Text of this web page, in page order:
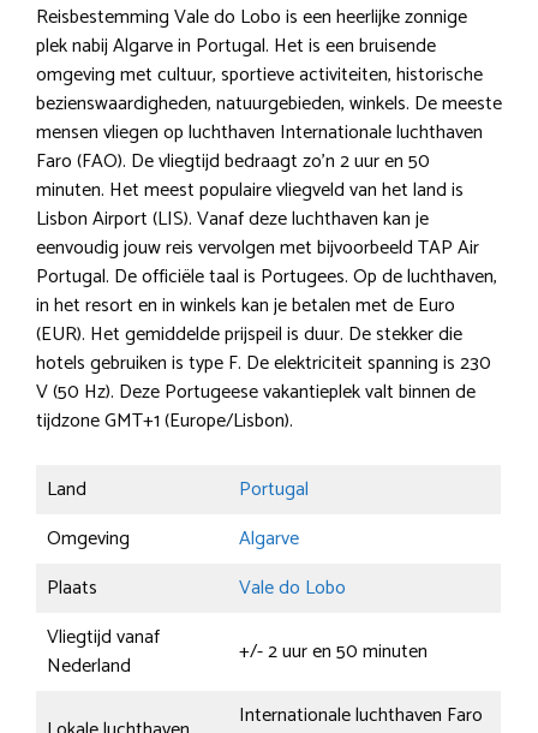
Reisbestemming Vale do Lobo is een heerlijke zonnige
plek nabij Algarve in Portugal. Het is een bruisende
omgeving met cultuur, sportieve activiteiten, historische
bezienswaardigheden, natuurgebieden, winkels. De meeste
mensen vliegen op luchthaven Internationale luchthaven
Faro (FAO). De vliegtijd bedraagt zo’n 2 uur en 50
minuten. Het meest populaire vliegveld van het land is
Lisbon Airport (LIS). Vanaf deze luchthaven kan je
eenvoudig jouw reis vervolgen met bijvoorbeeld TAP Air
Portugal. De officiële taal is Portugees. Op de luchthaven,
in het resort en in winkels kan je betalen met de Euro
(EUR). Het gemiddelde prijspeil is duur. De stekker die
hotels gebruiken is type F. De elektriciteit spanning is 230
V (50 Hz). Deze Portugeese vakantieplek valt binnen de
tijdzone GMT+1 (Europe/Lisbon).
Land
Portugal
Omgeving
Algarve
Plaats
Vale do Lobo
Vliegtijd vanaf
Nederland
+/- 2 uur en 50 minuten
Internationale luchthaven Faro